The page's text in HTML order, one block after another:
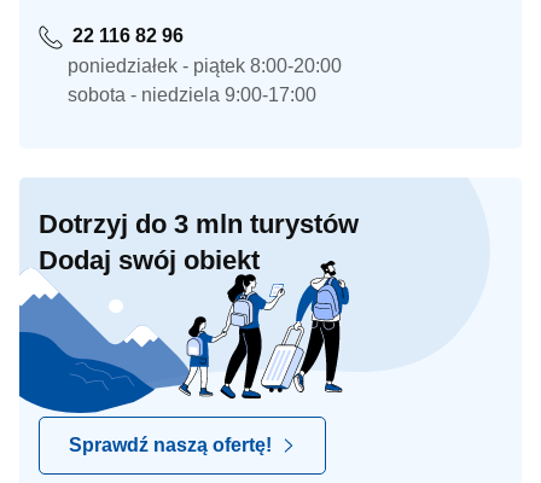
22 116 82 96
poniedziałek - piątek 8:00-20:00
sobota - niedziela 9:00-17:00
Dotrzyj do 3 mln turystów
Dodaj swój obiekt
Sprawdź naszą ofertę!